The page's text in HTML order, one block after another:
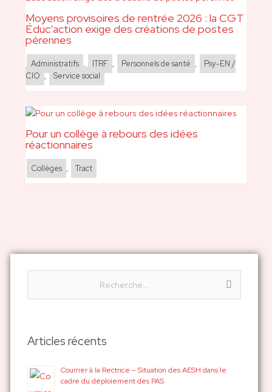
e
h
Articles récents
Courrier à la Rectrice – Situation des AESH dans le
cadre du déploiement des PAS
Moyens provisoires de rentrée 2026 : la CGT
Éduc’action exige des créations de postes
pérennes
Administratifs , ITRF , Personnels de santé ,
Psy-EN /
CIO , Service social
Pour un collège à rebours des idées
réactionnaires
Collèges , Tract